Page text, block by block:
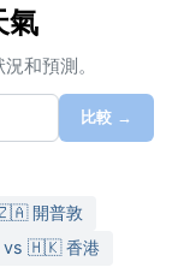
氣
和預測。
比較 →
開普敦
🇭🇰 香港